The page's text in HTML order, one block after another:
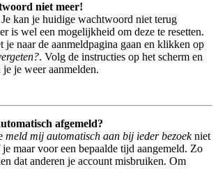
niet meer!
kan je huidige wachtwoord niet terug
is wel een mogelijkheid om deze te resetten.
je naar de aanmeldpagina gaan en klikken op
. Volg de instructies op het scherm en
je weer aanmelden.
afgemeld?
meld mij automatisch aan bij ieder bezoekniet
maar voor een bepaalde tijd aangemeld. Zo
dat anderen je account misbruiken. Om